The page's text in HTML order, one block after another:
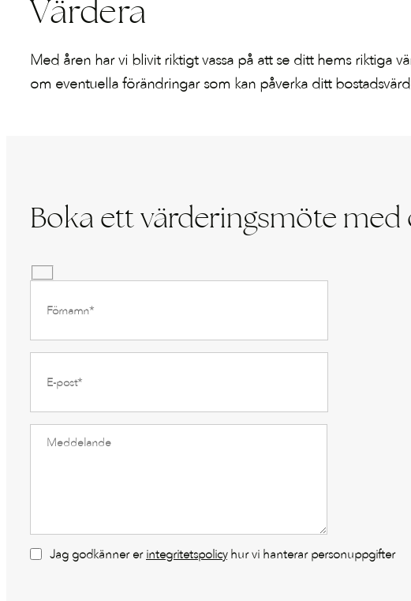
Värdera
Med åren har vi blivit riktigt vassa på att se ditt hems riktiga
om eventuella förändringar som kan påverka ditt
Boka ett värderingsmöte med
Jag godkänner er integritetspolicyhur vi hanterar personuppgifter